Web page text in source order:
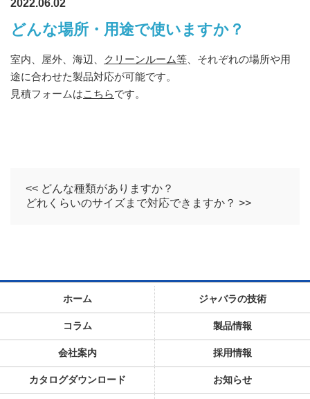
2022.06.02
どんな場所・用途で使いますか？
室内、屋外、海辺、 クリーンルーム等 、それぞれの場所や用
途に合わせた製品対応が可能です。
見積フォームはこちらです。
<< どんな種類がありますか？
どれくらいのサイズまで対応できますか？ >>
ホーム ジャバラの技術
コラム 製品情報
会社案内 採用情報
カタログダウンロード お知らせ